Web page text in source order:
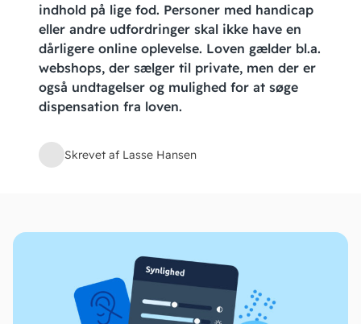
indhold på lige fod. Personer med handicap
eller andre udfordringer skal ikke have en
dårligere online oplevelse. Loven gælder bl.a.
webshops, der sælger til private, men der er
også undtagelser og mulighed for at søge
dispensation fra loven.
Skrevet af Lasse Hansen